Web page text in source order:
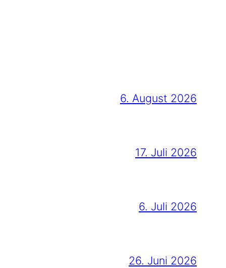
6. August 2026
17. Juli 2026
6. Juli 2026
26. Juni 2026